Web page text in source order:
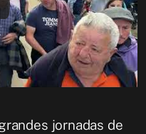
jornadas de